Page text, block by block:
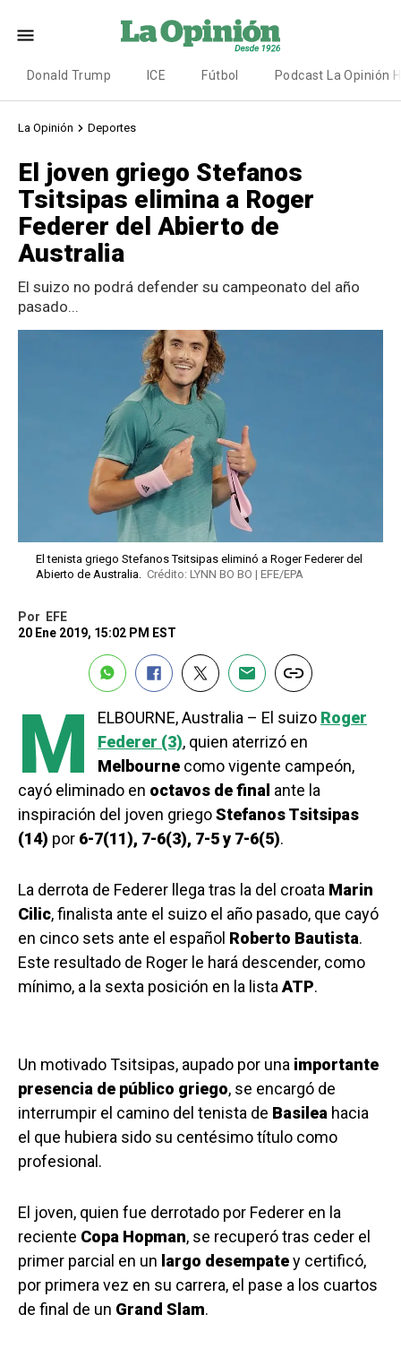
Donald Trump ICE Fútbol Podcast La Opinión
La Opinión Deportes
El joven griego Stefanos
Tsitsipas elimina a Roger
Federer del Abierto de
Australia
El suizo no podrá defender su campeonato del año
pasado...
El tenista griego Stefanos Tsitsipas eliminó a Roger Federer del
Abierto de Australia. Crédito: LYNN BO BO | EFE/EPA
Por
EFE
20 Ene 2019, 15:02 PM EST
M ELBOURNE, Australia – El suizo Roger
Federer (3), quien aterrizó en
Melbourne como vigente campeón,
cayó eliminado en octavos de final ante la
inspiración del joven griegoStefanos Tsitsipas
(14) por 6-7(11), 7-6(3), 7-5 y 7-6(5).
La derrota de Federer llega tras la del croata Marin
Cilic, finalista ante el suizo el año pasado, que cayó
en cinco sets ante el español Roberto Bautista.
Este resultado de Roger le hará descender, como
mínimo, a la sexta posición en la lista ATP.
Un motivado Tsitsipas, aupado por una importante
presencia de público griego, se encargó de
interrumpir el camino del tenista de Basilea hacia
el que hubiera sido su centésimo título como
profesional.
El joven, quien fue derrotado por Federer en la
reciente Copa Hopman, se recuperó tras ceder el
primer parcial en un largo desempatey certificó,
por primera vez en su carrera, el pase a los cuartos
de final de un Grand Slam.